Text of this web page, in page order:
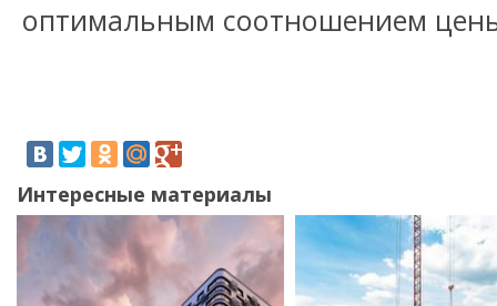
оптимальным соотношением
Интересные материалы